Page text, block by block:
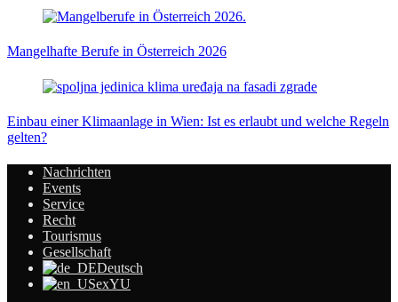
Mangelhafte Berufe in Österreich 2026
Einbau einer Klimaanlage in Wien: Ist es erlaubt und welche Regeln
gelten?
Nachrichten
Events
Service
Recht
Tourismus
Gesellschaft
Deutsch
exYU